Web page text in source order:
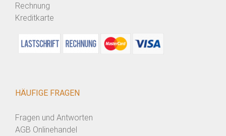
Rechnung
Kreditkarte
HÄUFIGE FRAGEN
Fragen und Antworten
AGB Onlinehandel